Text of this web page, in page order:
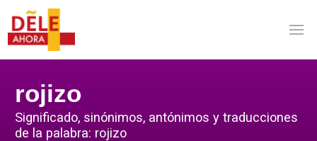
rojizo
Significado, sinónimos, antónimos y traducciones
de la palabra: rojizo